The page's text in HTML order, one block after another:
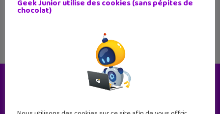
chaîne (belge) dédiée
Le magazine
Geek Junior utilise des cookies (sans pépites de
chocolat)